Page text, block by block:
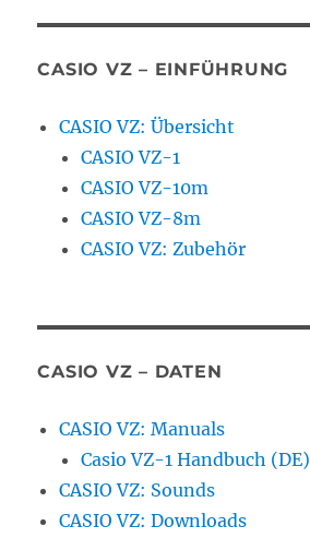
CASIO VZ – EINFÜHRUNG
CASIO VZ: Übersicht
CASIO VZ-1
CASIO VZ-10m
CASIO VZ-8m
CASIO VZ: Zubehör
CASIO VZ – DATEN
CASIO VZ: Manuals
Casio VZ-1 Handbuch (DE)
CASIO VZ: Sounds
CASIO VZ: Downloads